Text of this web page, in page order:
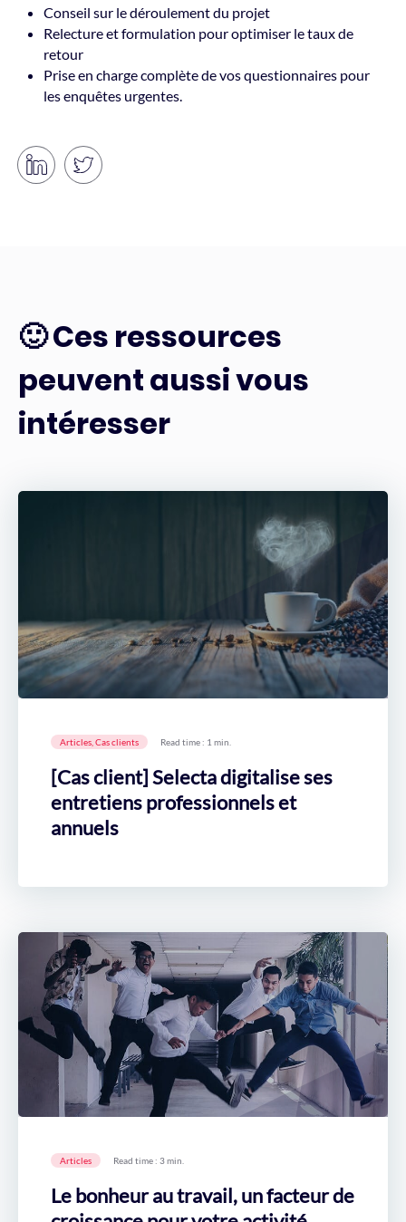
Conseil sur le déroulement du projet
Relecture et formulation pour optimiser le taux de
retour
Prise en charge complète de vos questionnaires pour
les enquêtes urgentes.
🙂 Ces ressources
peuvent aussi vous
intéresser
Articles, Cas clients Read time : 1 min.
[Cas client] Selecta digitalise ses
entretiens professionnels et
annuels
Articles Read time : 3 min.
Le bonheur au travail, un facteur de